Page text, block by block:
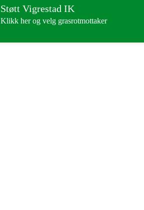
Støtt Vigrestad IK
Klikk her og velg grasrotmottaker